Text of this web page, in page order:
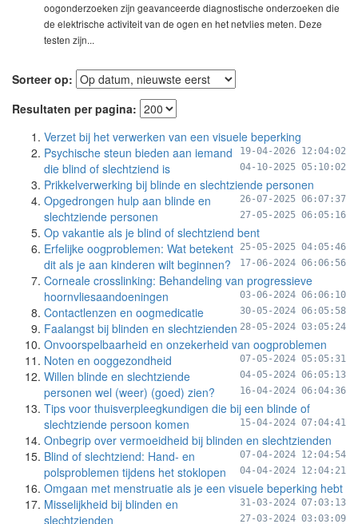
oogonderzoeken zijn geavanceerde diagnostische onderzoeken die
de elektrische activiteit van de ogen en het netvlies meten. Deze
testen zijn...
Sorteer op:
Resultaten per pagina:
Verzet bij het verwerken van een visuele beperking
19-04-2026 12:04:02
Psychische steun bieden aan iemand
die blind of slechtziend is
04-10-2025 05:10:02
Prikkelverwerking bij blinde en slechtziende personen
26-07-2025 06:07:37
Opgedrongen hulp aan blinde en
slechtziende personen
27-05-2025 06:05:16
Op vakantie als je blind of slechtziend bent
25-05-2025 04:05:46
Erfelijke oogproblemen: Wat betekent
dit als je aan kinderen wilt beginnen?
17-06-2024 06:06:56
Corneale crosslinking: Behandeling van progressieve
hoornvliesaandoeningen
03-06-2024 06:06:10
Contactlenzen en oogmedicatie 30-05-2024 06:05:58
Faalangst bij blinden en slechtzienden 28-05-2024 03:05:24
Onvoorspelbaarheid en onzekerheid van oogproblemen
07-05-2024 05:05:31
Noten en ooggezondheid
04-05-2024 06:05:13
Willen blinde en slechtziende
personen wel (weer) (goed) zien?
16-04-2024 06:04:36
Tips voor thuisverpleegkundigen die bij een blinde of
slechtziende persoon komen
15-04-2024 07:04:41
Onbegrip over vermoeidheid bij blinden en slechtzienden
07-04-2024 12:04:54
Blind of slechtziend: Hand- en
polsproblemen tijdens het stoklopen
04-04-2024 12:04:21
Omgaan met menstruatie als je een visuele beperking hebt
31-03-2024 07:03:13
Misselijkheid bij blinden en
slechtzienden
27-03-2024 03:03:09